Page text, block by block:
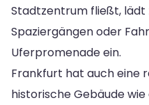
Stadtzentrum fließt,
Spaziergängen oder
Uferpromenade ein.
Frankfurt hat auch eine
historische Gebäude